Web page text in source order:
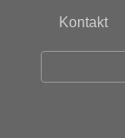
Kontakt